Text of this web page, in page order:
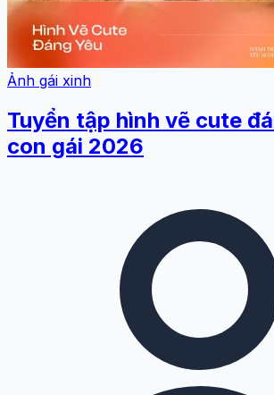
Ảnh gái xinh
Tuyển tập hình vẽ cute
con gái 2026